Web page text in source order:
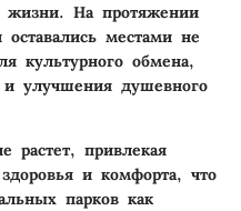
жизни. На протяжении
местами не
культурного обмена,
и улучшения душевного
привлекая
и комфорта, что
парков как